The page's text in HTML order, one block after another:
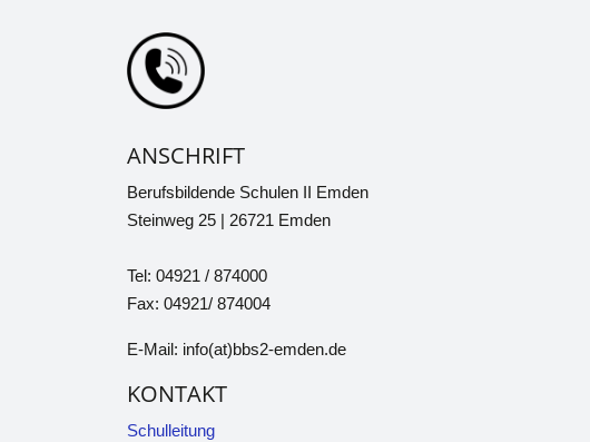
ANSCHRIFT
Berufsbildende Schulen II Emden
Steinweg 25 | 26721 Emden
Tel: 04921 / 874000
Fax: 04921/ 874004
E-Mail: info(at)bbs2-emden.de
KONTAKT
Schulleitung